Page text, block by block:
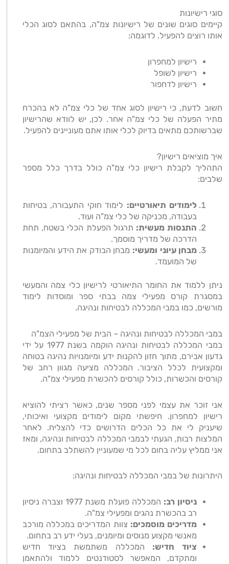
סוגי רישיונות
קיימים סוגים שונים של רישיונות צמ"ה, בהתאם לסוג הכלי
אותו רוצים להפעיל. לדוגמה:
רישיון למחפרון
רישיון לשופל
רישיון לדחפור
חשוב לדעת, כי רישיון לסוג אחד של כלי צמ"ה לא בהכרח
מתיר הפעלה של כלי צמ"ה אחר. לכן, יש לוודא שהרישיון
שברשותכם מתאים בדיוק לכלי אותו אתם מעוניינים להפעיל.
איך מוציאים רישיון?
התהליך לקבלת רישיון כלי צמ"ה כולל בדרך כלל מספר
שלבים:
לימודים תיאורטיים: לימוד חוקי התעבורה, בטיחות
בעבודה, מכניקה של כלי צמ"ה ועוד.
התנסות מעשית: תרגול הפעלת הכלי בשטח, תחת
הדרכה של מדריך מוסמך.
מבחן עיוני ומעשי: מבחן הבודק את הידע והמיומנות
של המועמד.
ניתן ללמוד את החומר התיאורטי לרישיון כלי צמה והמעשי
במסגרת קורס מפעילי צמה בבתי ספר ומוסדות לימוד
מורשים, כמו במבי המכללה לבטיחות ונהיגה.
במבי המכללה לבטיחות ונהיגה – הבית של מפעילי הצמ"ה
במבי המכללה לבטיחות ונהיגה הוקמה בשנת 1977 על ידי
גדעון אבירם, מתוך חזון להקנות ידע ומיומנויות נהיגה בטוחה
ומקצועית לכלל הציבור. המכללה מציעה מגוון רחב של
קורסים והכשרות, כולל קורסים להכשרת מפעילי צמ"ה.
אני זוכר את עצמי לפני מספר שנים, כאשר רציתי להוציא
רישיון למחפרון. חיפשתי מקום לימודים מקצועי ואיכותי,
שיעניק לי את כל הכלים הדרושים כדי להצליח. לאחר
המלצות רבות, הגעתי לבמבי המכללה לבטיחות ונהיגה, ומאז
אני ממליץ עליה בחום לכל מי שמעוניין להשתלב בתחום.
היתרונות של במבי המכללה לבטיחות ונהיגה:
ניסיון רב:
המכללה פועלת משנת 1977 וצברה ניסיון
רב בהכשרת נהגים ומפעילי צמ"ה.
מדריכים מוסמכים: צוות המדריכים במכללה מורכב
מאנשי מקצוע מנוסים ומיומנים, בעלי ידע רב בתחום.
ציוד חדיש: המכללה משתמשת בציוד חדיש
ומתקדם, המאפשר לסטודנטים ללמוד ולהתאמן